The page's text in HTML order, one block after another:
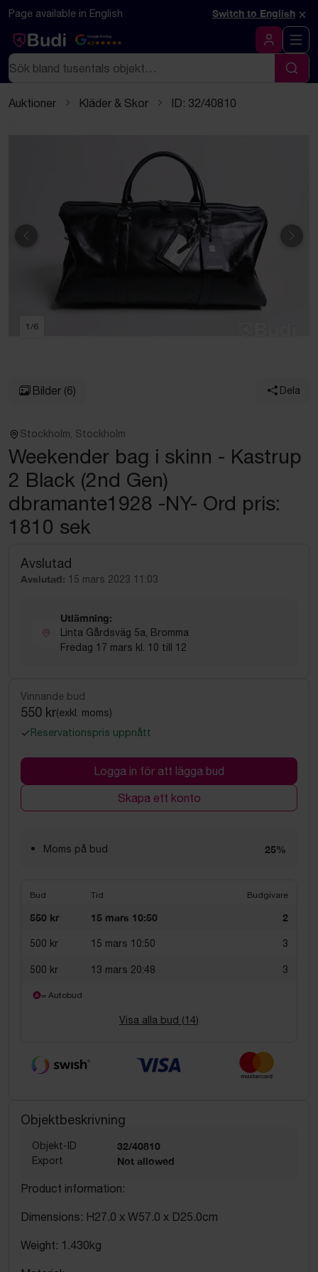
Hoppa till innehåll
Textbaserad (markdown) version av denna sida
Page available in English Switch to English ×
Google Rating
4.5
Logga in
Sök
Sök
Auktioner Kläder & Skor ID: 32/40810
Föregående
1 /6
Bilder (6) Dela
Stockholm, Stockholm
Weekender bag i skinn - Kastrup
2 Black (2nd Gen)
dbramante1928 -NY- Ord pris:
1810 sek
Avslutad
Avslutad: 15 mars 2023 11:03
Utlämning:
Linta Gårdsväg 5a, Bromma
Fredag 17 mars kl. 10 till 12
Vinnande bud
550 kr(exkl. moms)
Reservationspris uppnått
Logga in för att lägga bud
Skapa ett konto
Moms på bud 25%
Bud Tid Budgivare
550 kr 15 mars 10:50 2
500 kr 15 mars 10:50 3
500 kr 13 mars 20:48 3
= Autobud
Visa alla bud (14)
Objektbeskrivning
Objekt-ID 32/40810
Export Not allowed
Product information:
Dimensions: H27.0 x W57.0 x D25.0cm
Weight: 1.430kg